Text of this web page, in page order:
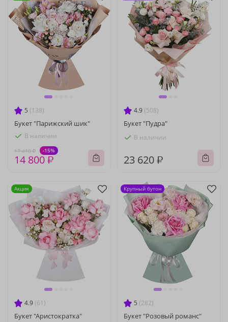
5 (138)
Букет "Парижский шик"
В наличии
17 410 ₽ -15%
14 800 ₽
4.9 (508)
Букет "Пудра"
В наличии
23 620 ₽
4.9 (61)
Букет "Аристократка"
Акция
5 (282)
Букет "Розовый романс"
Крупный бутон